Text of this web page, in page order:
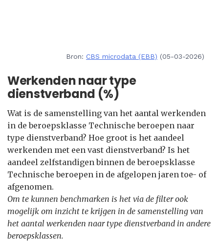
Bron: CBS microdata (EBB) (05-03-2026)
Werkenden naar type
dienstverband (%)
Wat is de samenstelling van het aantal werkenden
in de beroepsklasse Technische beroepen naar
type dienstverband? Hoe groot is het aandeel
werkenden met een vast dienstverband? Is het
aandeel zelfstandigen binnen de beroepsklasse
Technische beroepen in de afgelopen jaren toe- of
afgenomen.
Om te kunnen benchmarken is het via de filter ook
mogelijk om inzicht te krijgen in de samenstelling van
het aantal werkenden naar type dienstverband in andere
beroepsklassen.